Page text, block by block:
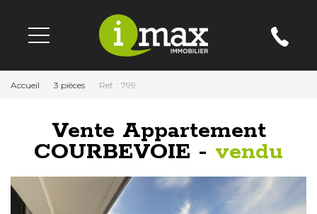
Accueil 3 pièces Ref. : 799
Vente Appartement
COURBEVOIE - vendu